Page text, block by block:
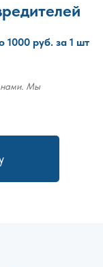
1000 руб. за 1 шт
нами. Мы